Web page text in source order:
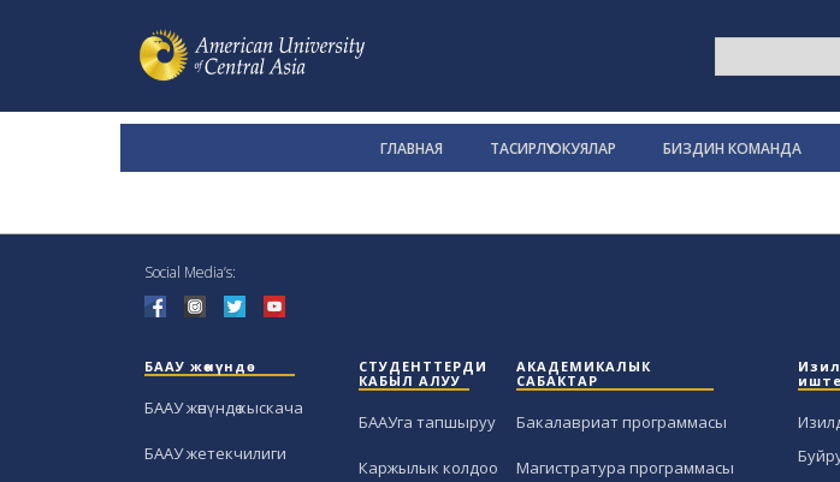
ГЛАВНАЯ ТАСИРЛҮҮ ОКУЯЛАР БИЗДИН КОМАНДА
Social Media’s:
БААУ жөнүндө
БААУ жөнүндө кыскача
БААУ жетекчилиги
СТУДЕНТТЕРДИ
КАБЫЛ АЛУУ
БААУга тапшыруу
Каржылык колдоо
АКАДЕМИКАЛЫК
САБАКТАР
Бакалавриат программасы
Магистратура программасы